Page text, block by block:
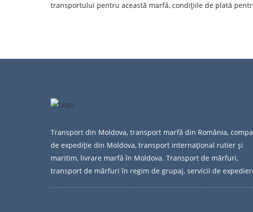
transportului pentru această marfă, condițiile de plată
Transport din Moldova, transport marfă din România,
de expediție din Moldova, transport internațional rutier și
maritim, livrare marfă în Moldova. Transport de mărfuri,
transport de mărfuri în regim de grupaj, servicii de